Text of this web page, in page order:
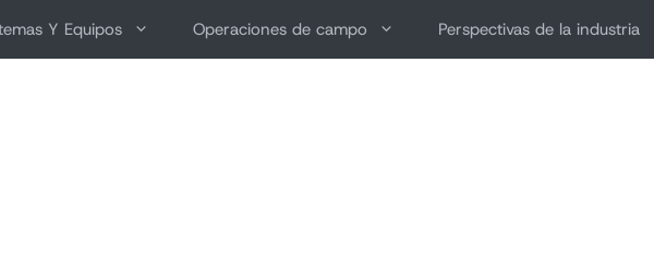
Y Equipos Operaciones de campo Perspectivas de la industria